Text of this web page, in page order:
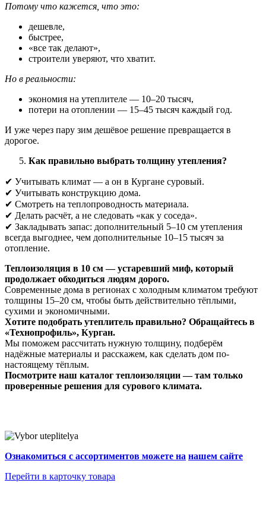
Потому что кажется, что это:
дешевле,
быстрее,
«все так делают»,
строители уверяют, что хватит.
Но в реальности:
экономия на утеплителе — 10–20 тысяч,
потери на отоплении — 15–45 тысяч каждый год.
И уже через пару зим дешёвое решение превращается в
дорогое.
Как правильно выбрать толщину утепления?
✔ Учитывать климат — а он в Кургане суровый.
✔ Учитывать конструкцию дома.
✔ Смотреть на теплопроводность материала.
✔ Делать расчёт, а не следовать «как у соседа».
✔ Закладывать запас: дополнительный 5–10 см утепления
всегда выгоднее, чем дополнительные 10–15 тысяч за
отопление.
Теплоизоляция в 10 см — устаревший миф, который
продолжает обходиться людям дорого.
Современные дома в регионах с холодным климатом требуют
толщины 15–20 см, чтобы быть действительно тёплыми,
сухими и экономичными.
Хотите подобрать утеплитель правильно? Обращайтесь в
«Технопрофиль», Курган.
Мы поможем рассчитать нужную толщину, подберём
надёжные материалы и расскажем, как сделать дом по-
настоящему тёплым.
Посмотрите наш каталог теплоизоляции — там только
проверенные решения для сурового климата.
Ознакомиться с ассортиментов можете на нашем сайте
Перейти в карточку товара